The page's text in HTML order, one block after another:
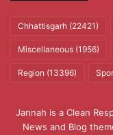
Chhattisgarh (22421)
Miscellaneous (1956)
Region (13396)
Jannah is a Clean
News and Blog